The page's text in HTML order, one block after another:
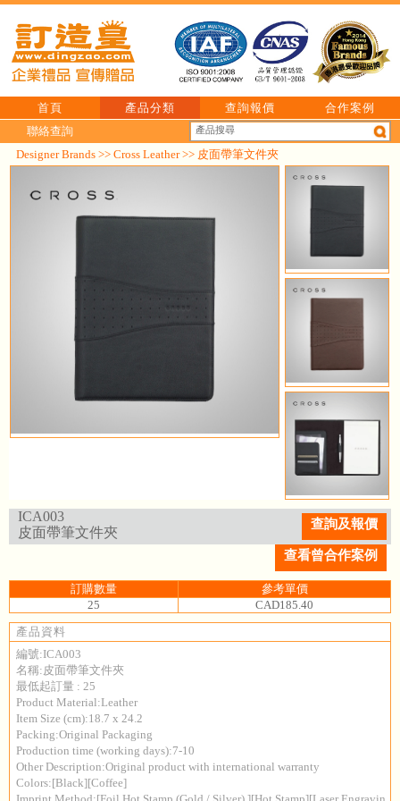
首頁 產品分類 查詢報價
合作案例
聯絡查詢
Designer Brands >> Cross Leather>> 皮面帶筆文件夾
ICA003
皮面帶筆文件夾
查詢及報價
查看曾合作案例
訂購數量
參考單價
25
CAD185.40
產品資料
編號:ICA003
名稱:皮面帶筆文件夾
最低起訂量 : 25
Product Material:Leather
Item Size (cm):18.7 x 24.2
Packing:Original Packaging
Production time (working days):7-10
Other Description:Original product with international warranty
Colors:[Black][Coffee]